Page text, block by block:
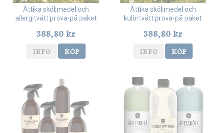
Ättika sköljmedel och
allergitvätt prova-på paket
388,80 kr
INFO KÖP
Ättika sköljmedel och
kulörtvätt prova-på paket
388,80 kr
INFO KÖP